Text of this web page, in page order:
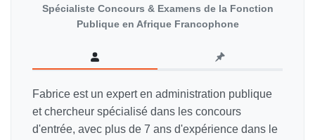
Spécialiste Concours & Examens de la Fonction
Publique en Afrique Francophone
Fabrice est un expert en administration publique
et chercheur spécialisé dans les concours
d'entrée, avec plus de 7 ans d'expérience dans le